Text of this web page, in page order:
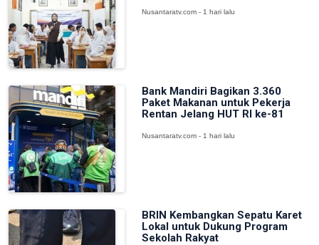
Nusantaratv.com - 1 hari lalu
Bank Mandiri Bagikan 3.360
Paket Makanan untuk Pekerja
Rentan Jelang HUT RI ke-81
Nusantaratv.com - 1 hari lalu
BRIN Kembangkan Sepatu Karet
Lokal untuk Dukung Program
Sekolah Rakyat